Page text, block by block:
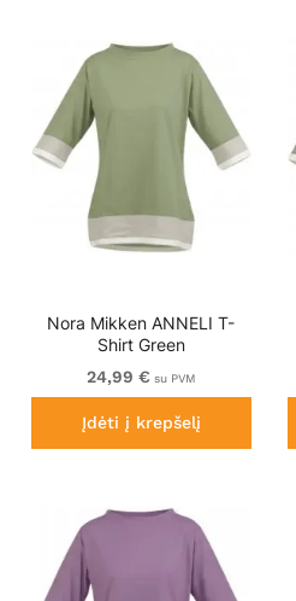
Nora Mikken ANNELI T-
Shirt Green
24,99 € su PVM
Įdėti į krepšelį